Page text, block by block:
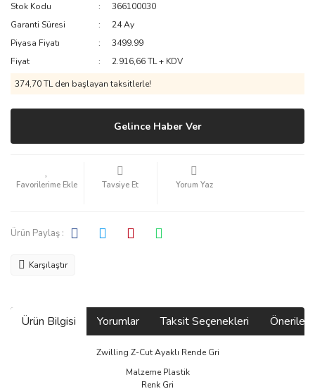
Stok Kodu
366100030
Garanti Süresi
24 Ay
Piyasa Fiyatı
3499.99
Fiyat
2.916,66 TL + KDV
374,70 TL den başlayan taksitlerle!
Gelince Haber Ver
Tavsiye Et Yorum Yaz
Ürün Paylaş :
Karşılaştır
Ürün Bilgisi Yorumlar Taksit Seçenekleri
Zwilling Z-Cut Ayaklı Rende Gri
Malzeme Plastik
Renk Gri